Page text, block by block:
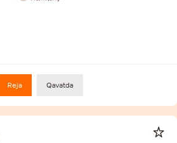
Reja Qavatda